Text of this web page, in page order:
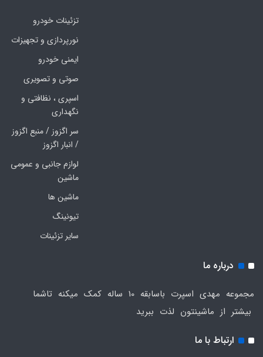
تزئینات خودرو
نورپردازی و تجهیزات
ایمنی خودرو
صوتی و تصویری
اسپری ، نظافتی و
نگهداری
سر اگزوز / منبع اگزوز
/ انبار اگزوز
لوازم جانبی و عمومی
ماشین
ماشین ها
تیونینگ
سایر تزئینات
درباره ما
مجموعه مهدی اسپرت باسابقه 10 ساله کمک میکنه تاشما
بیشتر از ماشینتون لذت ببرید
ارتباط با ما